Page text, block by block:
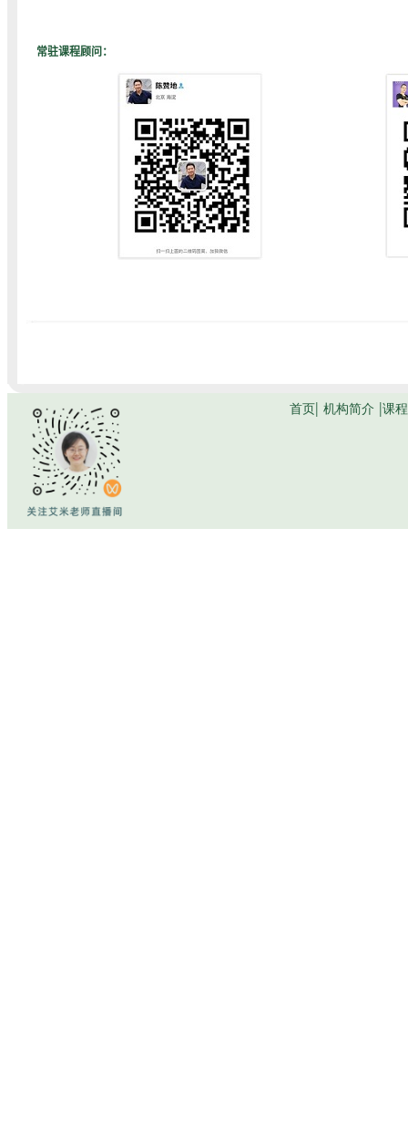
常驻课程顾问：